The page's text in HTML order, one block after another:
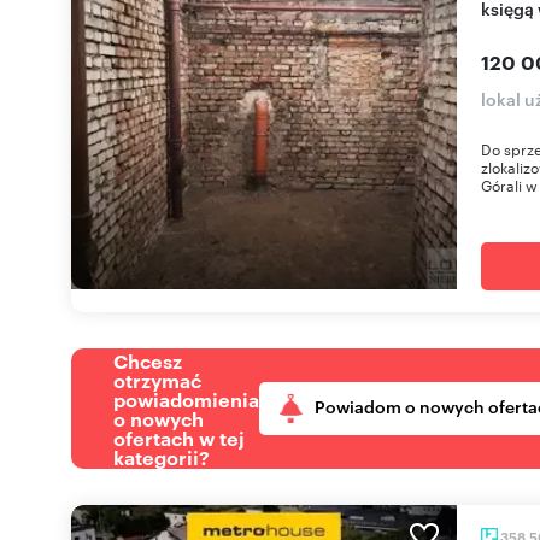
księgą
120
lokal
Do
Górali
Chcesz
otrzymać
powiadomienia
o nowych
ofertach w tej
kategorii?
Powiadom o nowych